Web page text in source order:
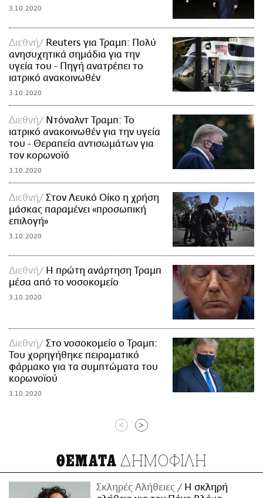
3.10.2020
Διεθνή
Reuters για Τραμπ: Πολύ
ανησυχητικά σημάδια για την
υγεία του - Πηγή ανατρέπει το
ιατρικό ανακοινωθέν
3.10.2020
Διεθνή
Ντόναλντ Τραμπ: Το
ιατρικό ανακοινωθέν για την υγεία
του - Θεραπεία αντισωμάτων για
τον κορωνοϊό
3.10.2020
Διεθνή
Στον Λευκό Οίκο η χρήση
μάσκας παραμένει «προσωπική
επιλογή»
3.10.2020
Διεθνή
Η πρώτη ανάρτηση Τραμπ
μέσα από το νοσοκομείο
3.10.2020
Διεθνή
Στο νοσοκομείο ο Τραμπ:
Του χορηγήθηκε πειραματικό
φάρμακο για τα συμπτώματα του
κορωνοϊού
3.10.2020
< >
ΘΕΜΑΤΑ ΔΗΜΟΦΙΛΗ
Σκληρές Αλήθειες
H σκληρή